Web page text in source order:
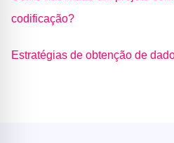
codificação?
Estratégias de obtenção de